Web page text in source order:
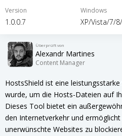
Version
1.0.0.7
Windows
XP/Vista/7/
Überprüft von
Alexandr Martines
Content Manager
HostsShield ist eine
wurde, um die Hosts-Dateien auf
Dieses Tool bietet ein
den Internetverkehr und
unerwünschte Websites zu